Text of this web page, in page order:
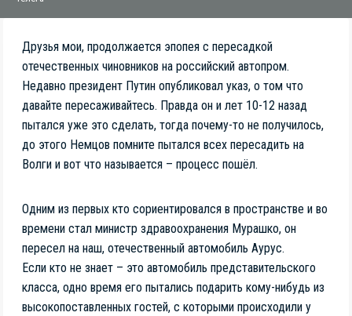
Друзья мои, продолжается эпопея с пересадкой
отечественных чиновников на российский автопром.
Недавно президент Путин опубликовал указ, о том что
давайте пересаживайтесь. Правда он и лет 10-12 назад
пытался уже это сделать, тогда почему-то не получилось,
до этого Немцов помните пытался всех пересадить на
Волги и вот что называется – процесс пошёл.
Одним из первых кто сориентировался в пространстве и во
времени стал министр здравоохранения Мурашко, он
пересел на наш, отечественный автомобиль Аурус.
Если кто не знает – это автомобиль представительского
класса, одно время его пытались подарить кому-нибудь из
высокопоставленных гостей, с которыми происходили у